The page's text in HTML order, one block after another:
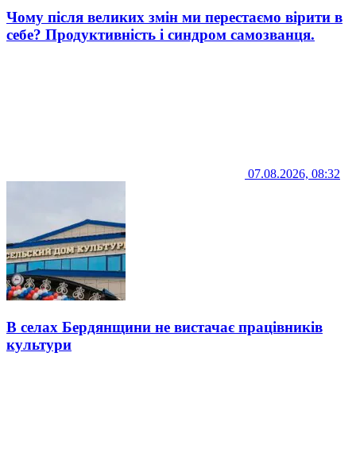
Чому після великих змін ми перестаємо вірити в
себе? Продуктивність і синдром самозванця.
07.08.2026, 08:32
В селах Бердянщини не вистачає працівників
культури